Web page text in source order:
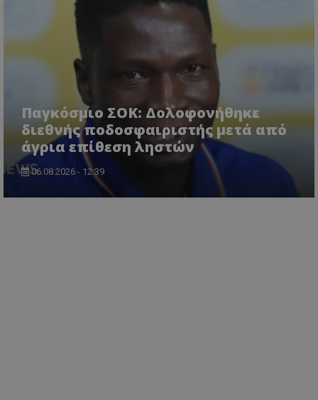
Παγκόσμιο ΣΟΚ: Δολοφονήθηκε
διεθνής ποδοσφαιριστής μετά από
άγρια επίθεση ληστών
06.08.2026 - 12:39